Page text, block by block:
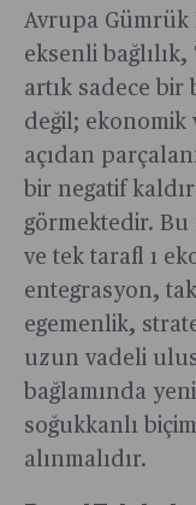
Avrupa Gümrük
eksenli
artık sadece bir
değil; ekonomik
açıdan
bir negatif
görmektedir.
ve tek tarafl ı
entegrasyon,
egemenlik,
uzun vadeli
bağlamında
soğukkanlı
alınmalıdır.